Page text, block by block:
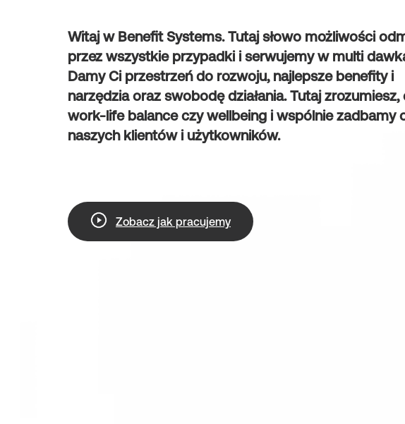
Witaj w Benefit Systems. Tutaj słowo możliwości
przez wszystkie przypadki i serwujemy w multi
Damy Ci przestrzeń do rozwoju, najlepsze benefity i
narzędzia oraz swobodę działania. Tutaj zrozumiesz,
work-life balance czy wellbeing i wspólnie zadbamy
naszych klientów i użytkowników.
Zobacz jak pracujemy